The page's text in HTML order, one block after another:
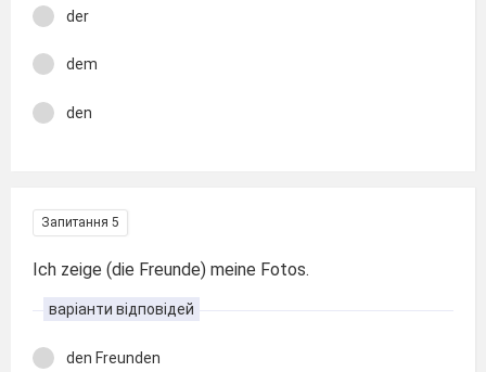
der
dem
den
Запитання 5
Ich zeige (die Freunde) meine Fotos.
варіанти відповідей
den Freunden